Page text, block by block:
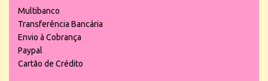
Multibanco
Transferência Bancária
Envio à Cobrança
Paypal
Cartão de Crédito